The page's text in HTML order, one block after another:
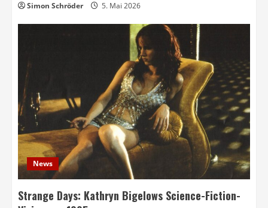
Simon Schröder 5. Mai 2026
News
Strange Days: Kathryn Bigelows Science-Fiction-